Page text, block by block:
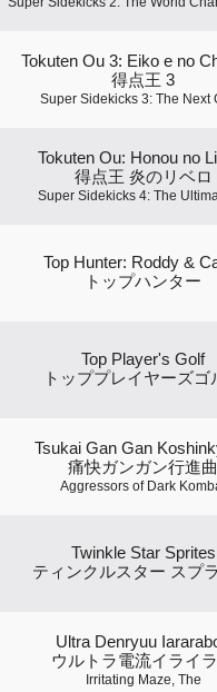
Tokuten Ou 3: Eiko e no
得点王 3
Super Sidekicks 3: The Next
Tokuten Ou: Honou no
得点王 炎のリベロ
Super Sidekicks 4: The
Top Hunter: Roddy &
トップハンター
Top Player's Golf
トッププレイヤーズゴ
Tsukai Gan Gan
痛快ガンガン行進曲
Aggressors of Dark
Twinkle Star Sprites
ティンクルスター スプ
Ultra Denryuu
ウルトラ電流イライ
Irritating Maze, The